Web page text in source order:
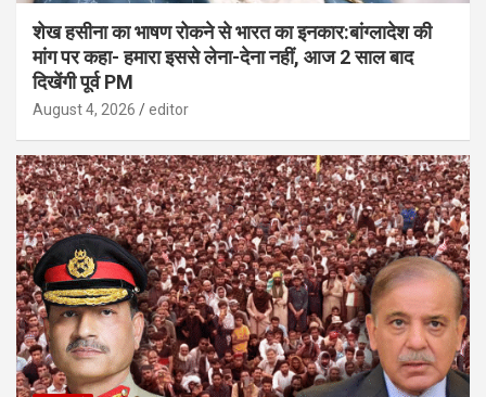
शेख हसीना का भाषण रोकने से भारत का इनकार:बांग्लादेश की
मांग पर कहा- हमारा इससे लेना-देना नहीं, आज 2 साल बाद
दिखेंगी पूर्व PM
August 4, 2026 editor